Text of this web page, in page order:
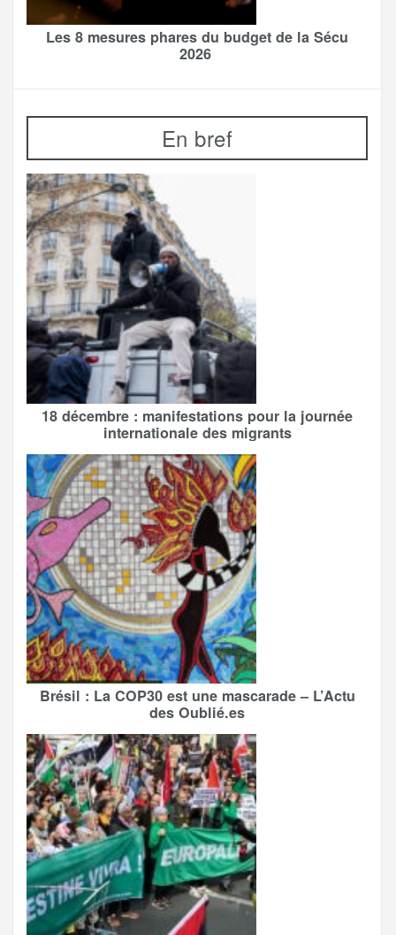
Les 8 mesures phares du budget de la Sécu
2026
En bref
18 décembre : manifestations pour la journée
internationale des migrants
Brésil : La COP30 est une mascarade – L’Actu
des Oublié.es